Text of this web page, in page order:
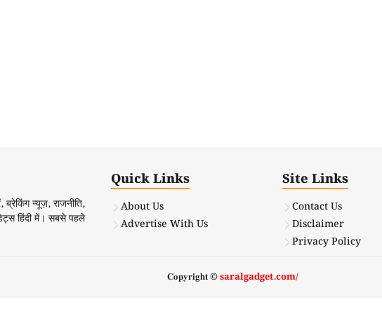
न्यूज़, राजनीति,
हिंदी में। सबसे पहले
Quick Links
About Us
Advertise With Us
Site Links
Contact Us
Disclaimer
Privacy Policy
𝐂𝐨𝐩𝐲𝐫𝐢𝐠𝐡𝐭 ©saralgadget.com/